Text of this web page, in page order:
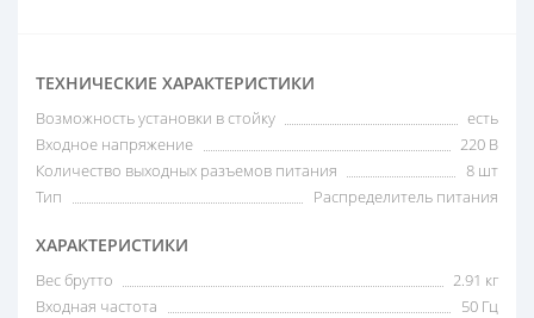
ТЕХНИЧЕСКИЕ ХАРАКТЕРИСТИКИ
Возможность установки в стойку
есть
Входное напряжение
220 В
Количество выходных разъемов питания
8 шт
Тип
Распределитель питания
ХАРАКТЕРИСТИКИ
Вес брутто
2.91 кг
Входная частота
50 Гц